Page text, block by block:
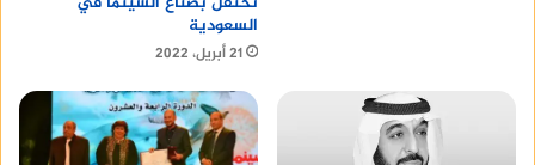
السعودية
21 أبريل، 2022